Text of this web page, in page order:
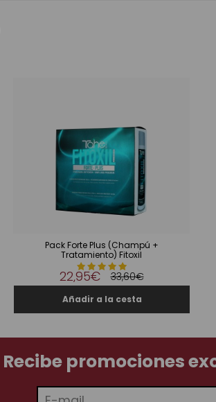
Pack Forte Plus (Champú +
Tratamiento) Fitoxil
22,95€ 33,60€
Recibe promociones